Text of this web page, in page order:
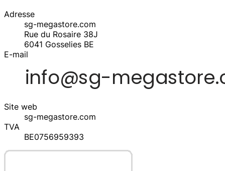
Adresse
sg-megastore.com
Rue du Rosaire 38J
6041 Gosselies BE
E-mail
Site web
sg-megastore.com
TVA
BE0756959393